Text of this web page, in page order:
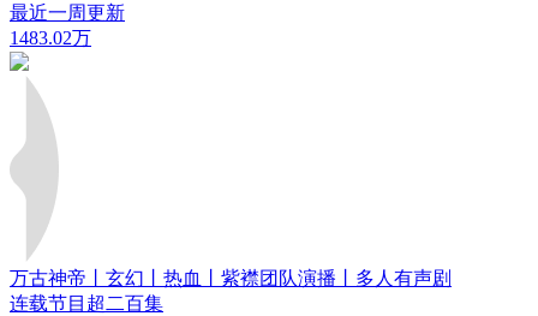
最近一周更新
1483.02万
万古神帝丨玄幻丨热血丨紫襟团队演播丨多人有声剧
连载节目超二百集